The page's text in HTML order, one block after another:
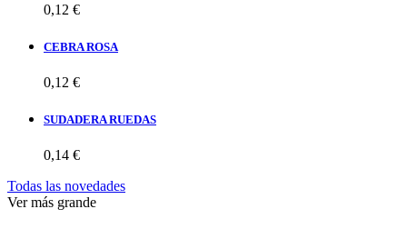
0,12 €
CEBRA ROSA
0,12 €
SUDADERA RUEDAS
0,14 €
Todas las novedades
Ver más grande